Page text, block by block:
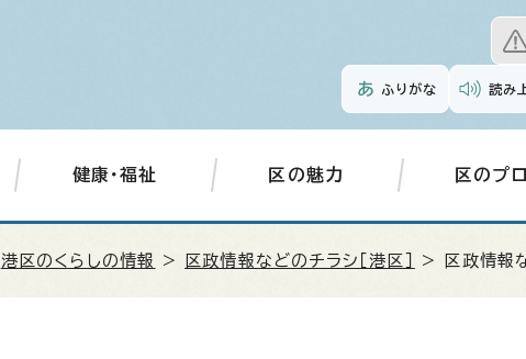
ふりがな 読み
健康・福祉 区の魅力 区のプ
港区のくらしの情報 > 区政情報などのチラシ［港区］ > 区政情報な